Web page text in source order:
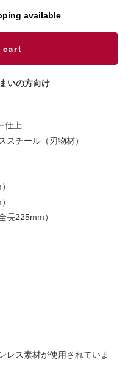
available
cart
いの方向け
仕上
チール（刃物材）
長225mm）
レス素材が使用されていま